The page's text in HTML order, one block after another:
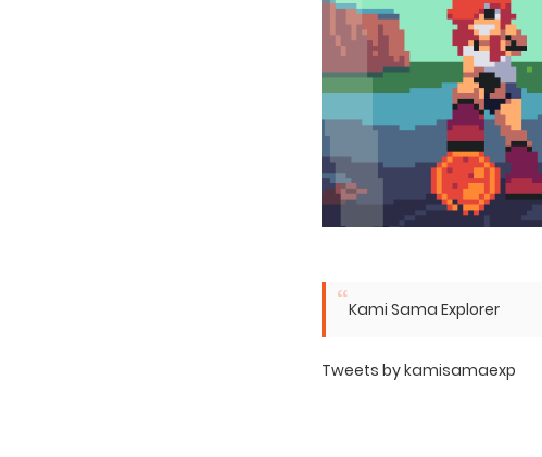
Kami Sama Explorer
Tweets by kamisamaexp